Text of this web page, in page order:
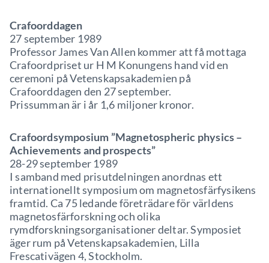
Crafoorddagen
27 september 1989
Professor James Van Allen kommer att få mottaga
Crafoordpriset ur H M Konungens hand vid en
ceremoni på Vetenskapsakademien på
Crafoorddagen den 27 september.
Prissumman är i år 1,6 miljoner kronor.
Crafoordsymposium ”Magnetospheric physics –
Achievements and prospects”
28-29 september 1989
I samband med prisutdelningen anordnas ett
internationellt symposium om magnetosfärfysikens
framtid. Ca 75 ledande företrädare för världens
magnetosfärforskning och olika
rymdforskningsorganisationer deltar. Symposiet
äger rum på Vetenskapsakademien, Lilla
Frescativägen 4, Stockholm.